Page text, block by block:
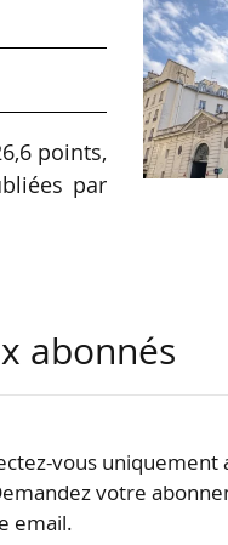
points,
par
hausse
+0,5 %
0,2 %
abonnés
vous uniquement
votre
email.